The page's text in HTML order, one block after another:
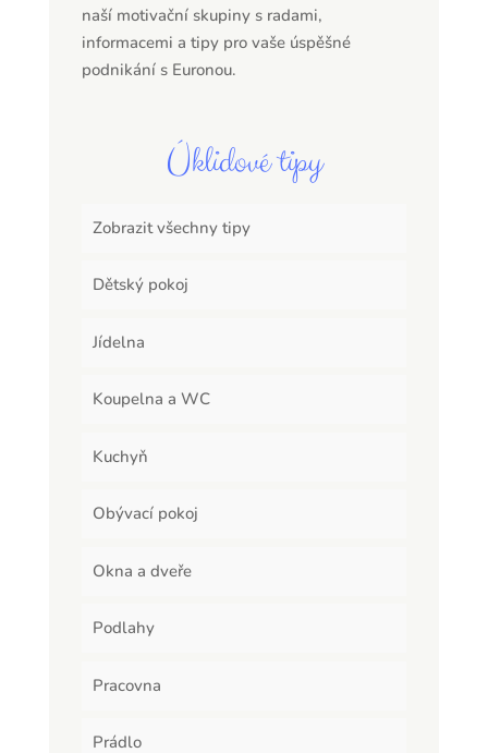
naší motivační skupiny s radami,
informacemi a tipy pro vaše úspěšné
podnikání s Euronou.
Úklidové tipy
Zobrazit všechny tipy
Dětský pokoj
Jídelna
Koupelna a WC
Kuchyň
Obývací pokoj
Okna a dveře
Podlahy
Pracovna
Prádlo